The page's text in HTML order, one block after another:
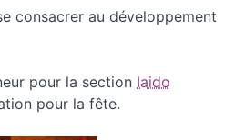
consacrer au développement
pour la section Iaido
pour la fête.